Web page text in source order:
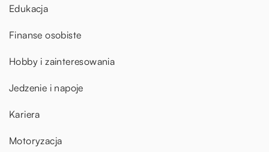
Edukacja
Finanse osobiste
Hobby i zainteresowania
Jedzenie i napoje
Kariera
Motoryzacja